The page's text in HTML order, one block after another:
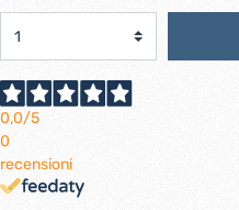
0,0/5
0
recensioni